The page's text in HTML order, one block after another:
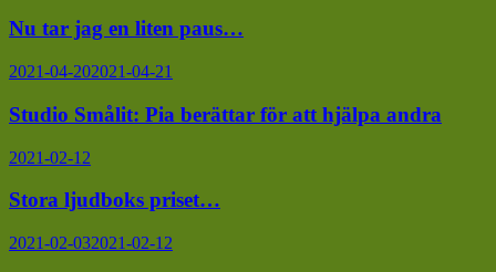
Nu tar jag en liten paus…
2021-04-202021-04-21
Studio Smålit: Pia berättar för att hjälpa andra
2021-02-12
Stora ljudboks priset…
2021-02-032021-02-12